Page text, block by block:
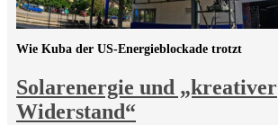
Solarenergie und „kreativer
Widerstand“
Wie Kuba der US-Energieblockade trotzt